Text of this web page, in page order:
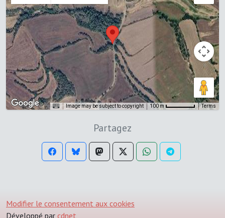
Image may be subject to copyright 100 m Terms
Partagez
Modifier le consentement aux cookies
Développé par cdnet